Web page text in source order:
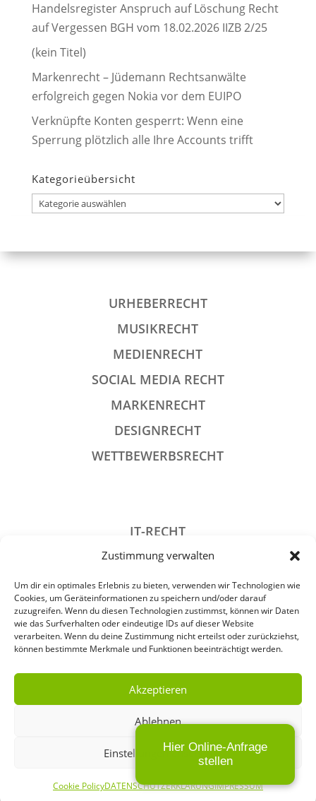
Zustimmung verwalten
Um dir ein optimales Erlebnis zu bieten, verwenden wir Technologien wie
Cookies, um Geräteinformationen zu speichern und/oder darauf
zuzugreifen. Wenn du diesen Technologien zustimmst, können wir Daten
wie das Surfverhalten oder eindeutige IDs auf dieser Website
verarbeiten. Wenn du deine Zustimmung nicht erteilst oder zurückziehst,
können bestimmte Merkmale und Funktionen beeinträchtigt werden.
Akzeptieren
Ablehnen
Einstellungen ansehen
Cookie PolicyDATENSCHUTZERKLÄRUNGIMPRESSUM
Handelsregister Anspruch auf Löschung Recht
auf Vergessen BGH vom 18.02.2026 IIZB 2/25
(kein Titel)
Markenrecht – Jüdemann Rechtsanwälte
erfolgreich gegen Nokia vor dem EUIPO
Verknüpfte Konten gesperrt: Wenn eine
Sperrung plötzlich alle Ihre Accounts trifft
Kategorieübersicht
Kategorieübersicht
URHEBERRECHT
MUSIKRECHT
MEDIENRECHT
SOCIAL MEDIA RECHT
MARKENRECHT
DESIGNRECHT
WETTBEWERBSRECHT
IT-RECHT
DATENSCHUTZRECHT
STRAFRECHT
GESELLSCHAFTSRECHT
VERANSTALTUNGSRECHT
IMPRESSUM
DATENSCHUTZERKLÄRUNG
Hier Online-Anfrage
stellen